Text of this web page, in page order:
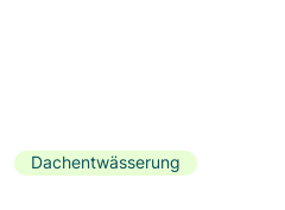
Dachentwässerung